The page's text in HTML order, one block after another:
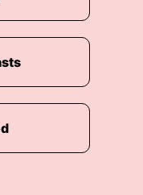
einmal
zur
Wie wir
da so für
wieder der